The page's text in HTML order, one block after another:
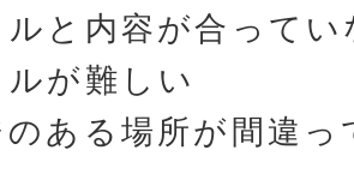
ルと内容が合ってい
が難しい
ある場所が間違っ